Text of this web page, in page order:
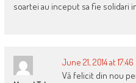
soartei au inceput sa fie solidari
June 21, 2014 at 17:46
Vă felicit din nou